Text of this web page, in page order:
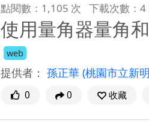
點閱數：1,105 次 下載次數：4
使用量角器量角
web
提供者： 孫正華 (桃園市立新
0 0 收藏